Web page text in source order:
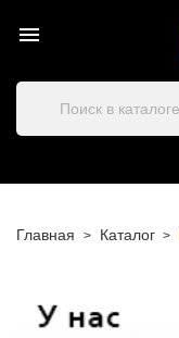

Главная Каталог